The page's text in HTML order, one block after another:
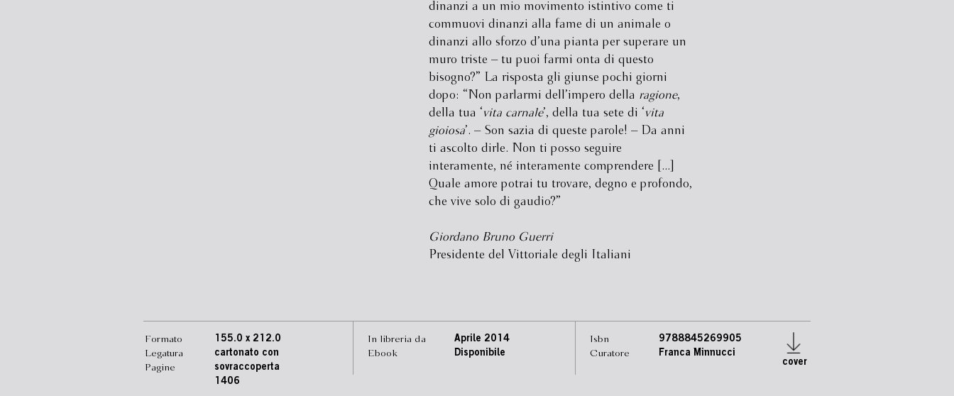
dinanzi a un mio movimento istintivo come ti
commuovi dinanzi alla fame di un animale o
dinanzi allo sforzo d’una pianta per superare un
muro triste – tu puoi farmi onta di questo
bisogno?” La risposta gli giunse pochi giorni
dopo: “Non parlarmi dell’impero della ragione,
della tua ‘vita carnale’, della tua sete di ‘vita
gioiosa’. – Son sazia di queste parole! – Da anni
ti ascolto dirle. Non ti posso seguire
interamente, né interamente comprendere [...]
Quale amore potrai tu trovare, degno e profondo,
che vive solo di gaudio?”
Giordano Bruno Guerri
Presidente del Vittoriale degli Italiani
Formato
Legatura
Pagine
155.0 x 212.0
cartonato con
sovraccoperta
1406
In libreria da
Ebook
Aprile 2014
Disponibile
Isbn
Curatore
9788845269905
Franca Minnucci
cover